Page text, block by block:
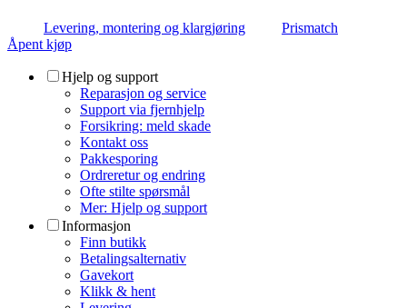
Levering, montering og klargjøring
Prismatch
Åpent kjøp
Hjelp og support
Reparasjon og service
Support via fjernhjelp
Forsikring: meld skade
Kontakt oss
Pakkesporing
Ordreretur og endring
Ofte stilte spørsmål
Mer: Hjelp og support
Informasjon
Finn butikk
Betalingsalternativ
Gavekort
Klikk & hent